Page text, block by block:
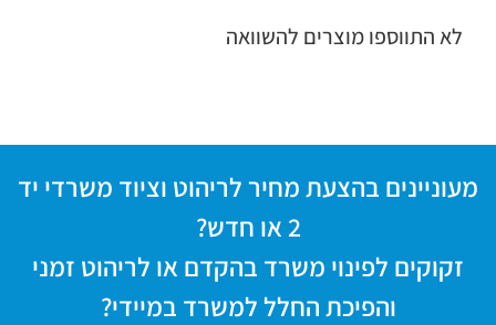
לא התווספו מוצרים להשוואה
מעוניינים בהצעת מחיר לריהוט וציוד משרדי יד
2 או חדש?
זקוקים לפינוי משרד בהקדם או לריהוט זמני
והפיכת החלל למשרד במיידי?